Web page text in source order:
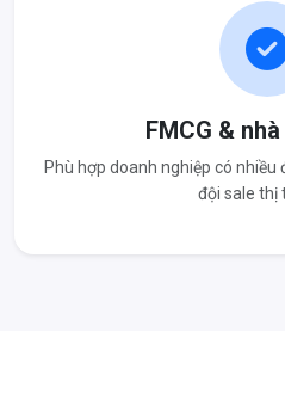
FMCG &
Phù hợp doanh nghiệp có nhiều
đội sale thị